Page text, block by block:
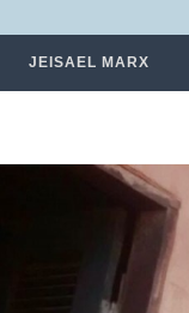
JEISAEL MARX